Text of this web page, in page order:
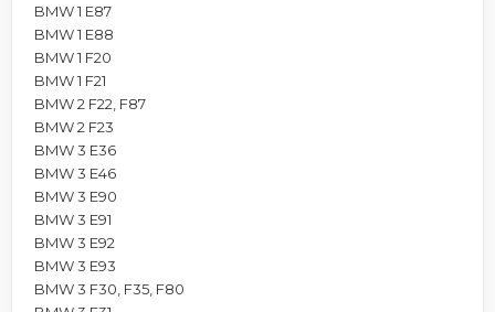
BMW 1 E87
BMW 1 E88
BMW 1 F20
BMW 1 F21
BMW 2 F22, F87
BMW 2 F23
BMW 3 E36
BMW 3 E46
BMW 3 E90
BMW 3 E91
BMW 3 E92
BMW 3 E93
BMW 3 F30, F35, F80